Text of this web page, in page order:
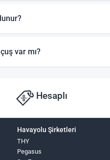
var mı?
Hesaplı
Havayolu Şirketleri
THY
Pegasus